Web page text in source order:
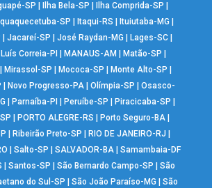
SP Ilha Bela-SP Ilha Comprida-SP
SP Itaqui-RS Ituiutaba-MG
Jacareí-SP José Raydan-MG Lages-SC|
Luís Correia-PI MANAUS-AM Matão-SP
Mirassol-SP Mococa-SP Monte Alto-SP
Novo Progresso-PA |Olímpia-SP |Osasco-
Parnaíba-PI Peruíbe-SP Piracicaba-SP
PORTO ALEGRE-RS Porto Seguro-BA
Ribeirão Preto-SP RIO DE JANEIRO-RJ
Salto-SP SALVADOR-BA| Samambaia-DF
|Santos-SP |São Bernardo Campo-SP |São
do Sul-SP |São João Paraíso-MG |São